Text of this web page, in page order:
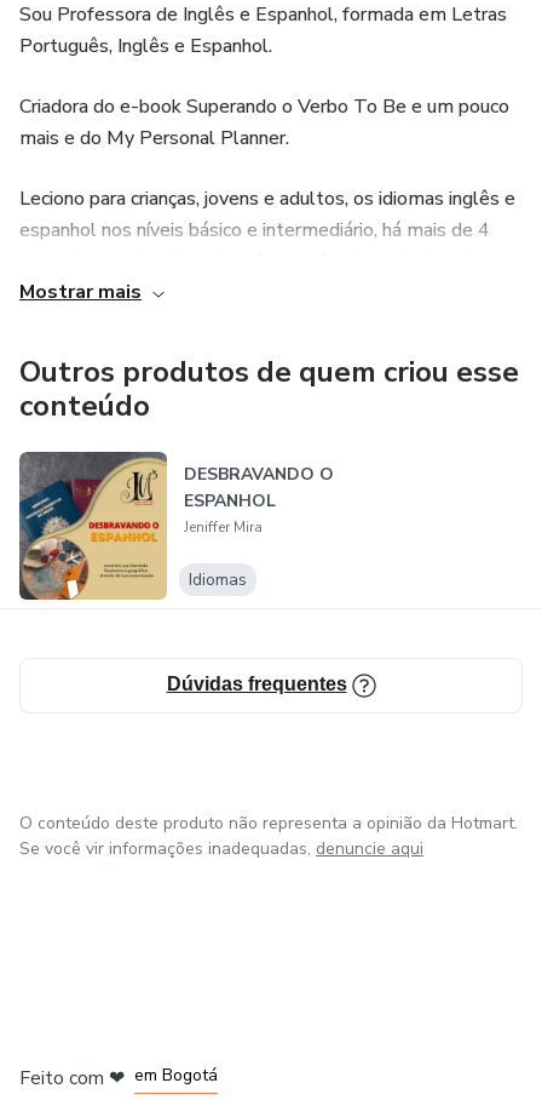
Sou Professora de Inglês e Espanhol, formada em Letras
Português, Inglês e Espanhol.
Criadora do e-book Superando o Verbo To Be e um pouco
mais e do My Personal Planner.
Leciono para crianças, jovens e adultos, os idiomas inglês e
espanhol nos níveis básico e intermediário, há mais de 4
conteúdo digital.
tem várias dicas de inglês, por meio de postagem e vídeos
de inglês, diárias e 100% gratuitas, para auxiliar nos seus
estudos.
Mostrar mais
Outros produtos de quem criou esse
conteúdo
DESBRAVANDO O
ESPANHOL
Jeniffer Mira
Idiomas
Dúvidas frequentes
O conteúdo deste produto não representa a opinião da Hotmart.
Se você vir informações inadequadas, denuncie aqui
Feito com ❤ em Bogotá